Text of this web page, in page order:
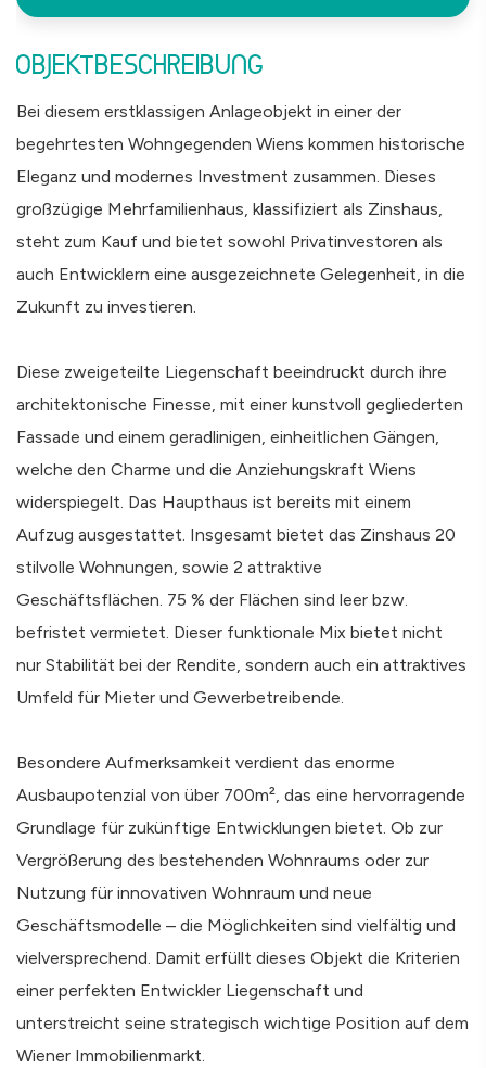
OBJEKTBESCHREIBUNG
Bei diesem erstklassigen Anlageobjekt in einer der
begehrtesten Wohngegenden Wiens kommen historische
Eleganz und modernes Investment zusammen. Dieses
großzügige Mehrfamilienhaus, klassifiziert als Zinshaus,
steht zum Kauf und bietet sowohl Privatinvestoren als
auch Entwicklern eine ausgezeichnete Gelegenheit, in die
Zukunft zu investieren.
Diese zweigeteilte Liegenschaft beeindruckt durch ihre
architektonische Finesse, mit einer kunstvoll gegliederten
Fassade und einem geradlinigen, einheitlichen Gängen,
welche den Charme und die Anziehungskraft Wiens
widerspiegelt. Das Haupthaus ist bereits mit einem
Aufzug ausgestattet. Insgesamt bietet das Zinshaus 20
stilvolle Wohnungen, sowie 2 attraktive
Geschäftsflächen. 75 % der Flächen sind leer bzw.
befristet vermietet. Dieser funktionale Mix bietet nicht
nur Stabilität bei der Rendite, sondern auch ein attraktives
Umfeld für Mieter und Gewerbetreibende.
Besondere Aufmerksamkeit verdient das enorme
Ausbaupotenzial von über 700m², das eine hervorragende
Grundlage für zukünftige Entwicklungen bietet. Ob zur
Vergrößerung des bestehenden Wohnraums oder zur
Nutzung für innovativen Wohnraum und neue
Geschäftsmodelle – die Möglichkeiten sind vielfältig und
vielversprechend. Damit erfüllt dieses Objekt die Kriterien
einer perfekten Entwickler Liegenschaft und
unterstreicht seine strategisch wichtige Position auf dem
Wiener Immobilienmarkt.